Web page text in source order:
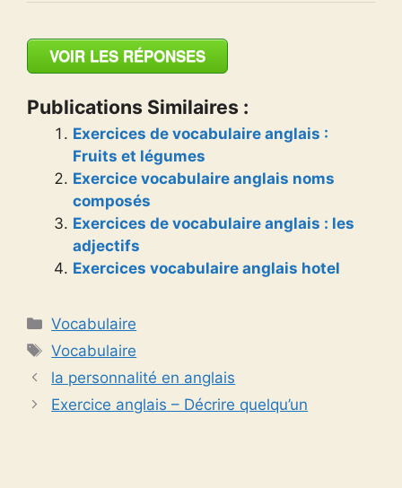
VOIR LES RÉPONSES
Publications Similaires :
Exercices de vocabulaire anglais :
Fruits et légumes
Exercice vocabulaire anglais noms
composés
Exercices de vocabulaire anglais : les
adjectifs
Exercices vocabulaire anglais hotel
Catégories
Vocabulaire
Étiquettes
Vocabulaire
la personnalité en anglais
Exercice anglais – Décrire quelqu’un